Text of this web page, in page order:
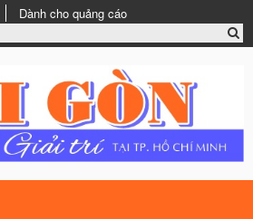
Dành cho quảng cáo